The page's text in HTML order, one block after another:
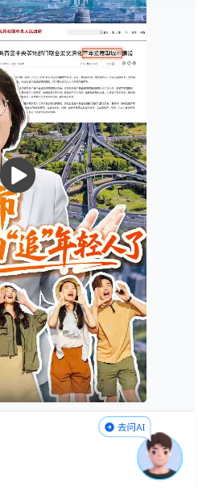
在人，尤其是年轻人。
来，取决于它能否让青